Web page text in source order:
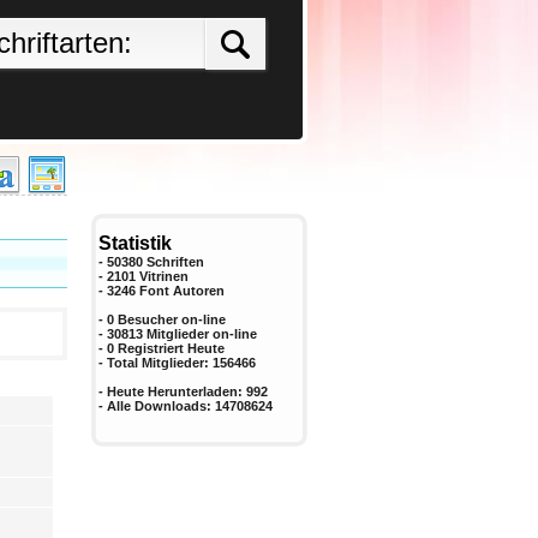
Statistik
- 50380 Schriften
- 2101 Vitrinen
- 3246 Font Autoren
- 0 Besucher on-line
- 30813 Mitglieder on-line
- 0 Registriert Heute
- Total Mitglieder: 156466
- Heute Herunterladen: 992
- Alle Downloads: 14708624